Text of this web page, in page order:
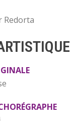
Redorta